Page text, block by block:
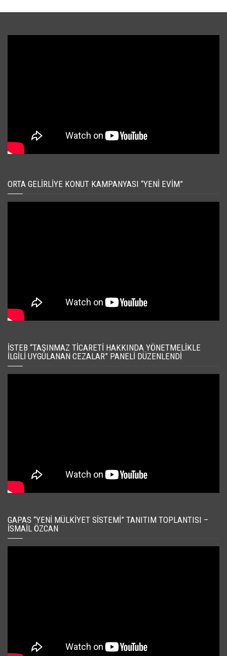
ORTA GELIRLIYE KONUT KAMPANYASI “YENI EVIM”
İSTEB “TAŞINMAZ TICARETI HAKKINDA YÖNETMELIKLE
İLGILI UYGULANAN CEZALAR” PANELI DÜZENLENDI
GAPAS “YENI MÜLKIYET SISTEMI” TANITIM TOPLANTISI –
İSMAIL ÖZCAN